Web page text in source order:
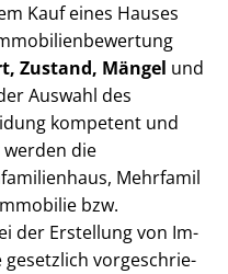
Kauf eines Hauses
Zustand, Mängel und
Auswahl des
kompetent und
die
Mehr­fa­mi­l
bzw.
der Erstellung von Im­
vor­ge­schrie­